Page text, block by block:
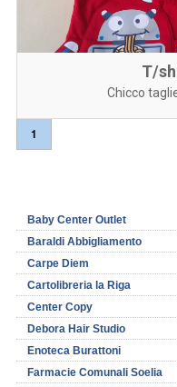
T/
Chicco
1
Baby Center Outlet
Baraldi Abbigliamento
Carpe Diem
Cartolibreria la Riga
Center Copy
Debora Hair Studio
Enoteca Burattoni
Farmacie Comunali Soelia